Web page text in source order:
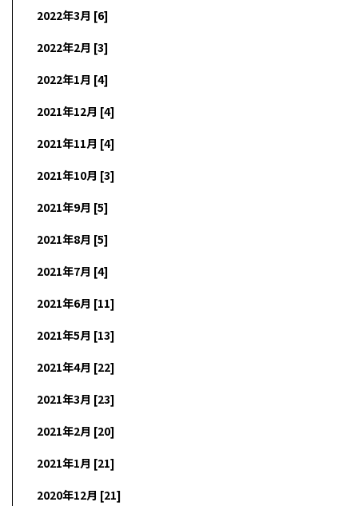
2022年3月 [6]
2022年2月 [3]
2022年1月 [4]
2021年12月 [4]
2021年11月 [4]
2021年10月 [3]
2021年9月 [5]
2021年8月 [5]
2021年7月 [4]
2021年6月 [11]
2021年5月 [13]
2021年4月 [22]
2021年3月 [23]
2021年2月 [20]
2021年1月 [21]
2020年12月 [21]